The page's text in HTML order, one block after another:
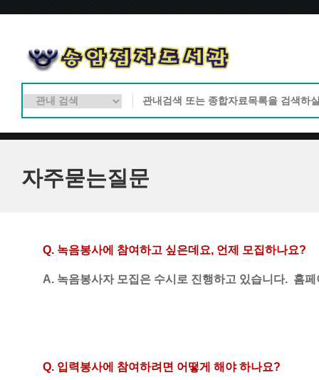
자주묻는질문
Q. 녹음봉사에 참여하고 싶은데요, 언제 모집하나요?
A. 녹음봉사자 모집은 수시로 진행하고 있습니다.  홈
Q. 입력봉사에 참여하려면 어떻게 해야 하나요?